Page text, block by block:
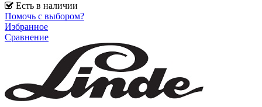
Есть в наличии
Помочь с выбором?
Избранное
Сравнение